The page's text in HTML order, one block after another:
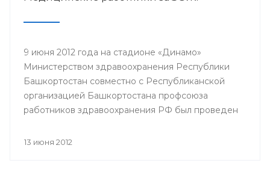
9 июня 2012 года на стадионе «Динамо»
Министерством здравоохранения Республики
Башкортостан совместно с Республиканской
организацией Башкортостана профсоюза
работников здравоохранения РФ был проведен
отрасли здравоохранения, посвященный Дню
13 июня 2012